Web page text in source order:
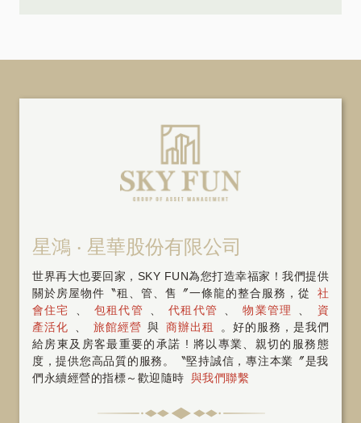
星鴻 ‧ 星華股份有限公司
世界再大也要回家，SKY FUN為您打造幸福家！我們提供
關於房屋物件〝租、管、售〞一條龍的整合服務，從
社
會住宅
包租代管 代租代管 物業管理
資
產活化
旅館經營 與 商辦出租
。好的服務，是我們
給房東及房客最重要的承諾 ! 將以專業、親切的服務態
度，提供您高品質的服務。〝堅持誠信，專注本業〞是我
們永續經營的指標～歡迎隨時 與我們聯繫